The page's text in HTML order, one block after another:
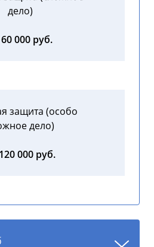
дело)
000 руб.
защита (особо
дело)
000 руб.